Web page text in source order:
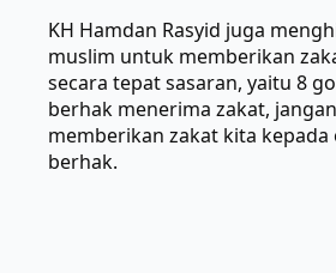
KH Hamdan Rasyid juga
muslim untuk memberikan
secara tepat sasaran, yaitu 8
berhak menerima zakat,
memberikan zakat kita
berhak.